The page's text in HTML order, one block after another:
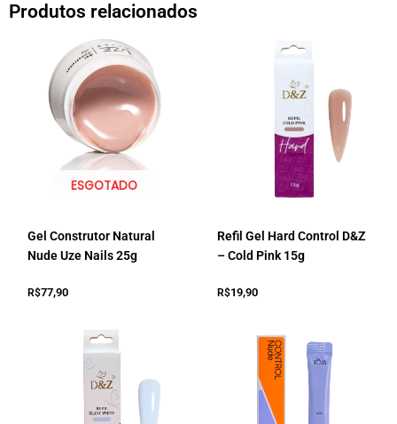
Produtos relacionados
ESGOTADO
Gel Construtor Natural
Nude Uze Nails 25g
R$77,90
Refil Gel Hard Control D&Z
– Cold Pink 15g
R$19,90